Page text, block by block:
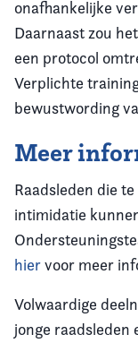
onafhankelijke
Daarnaast zou
een protocol
Verplichte
bewustwording
Meer
Raadsleden die
intimidatie
hiervoor meer
Volwaardige
jonge raadsleden